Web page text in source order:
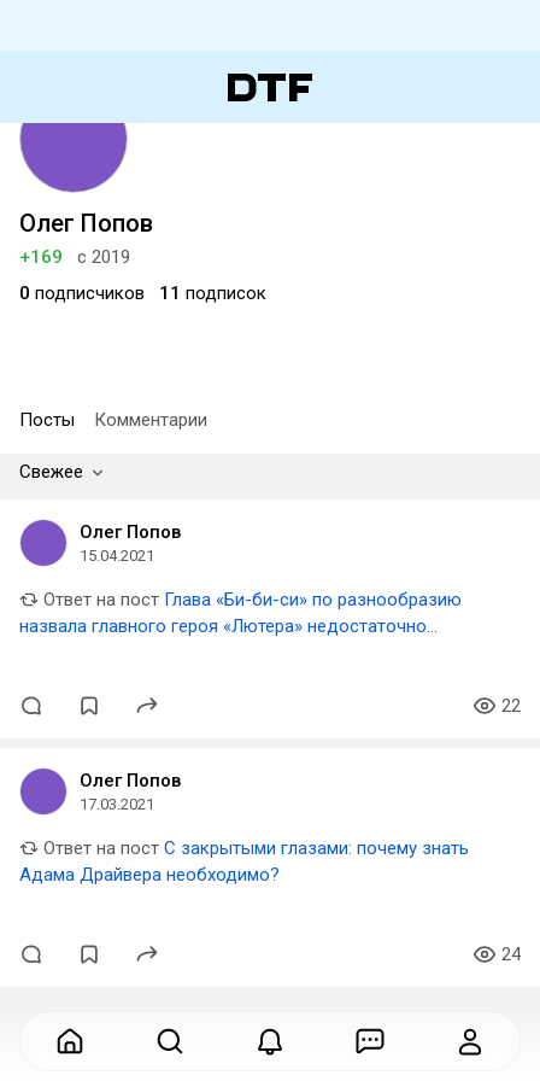
Олег Попов
+169
с 2019
0 подписчиков 11 подписок
Посты Комментарии
Свежее
Олег Попов
15.04.2021
Ответ на пост Глава «Би-би-си» по разнообразию
назвала главного героя «Лютера» недостаточно
22
Олег Попов
17.03.2021
Ответ на пост С закрытыми глазами: почему знать
Адама Драйвера необходимо?
24